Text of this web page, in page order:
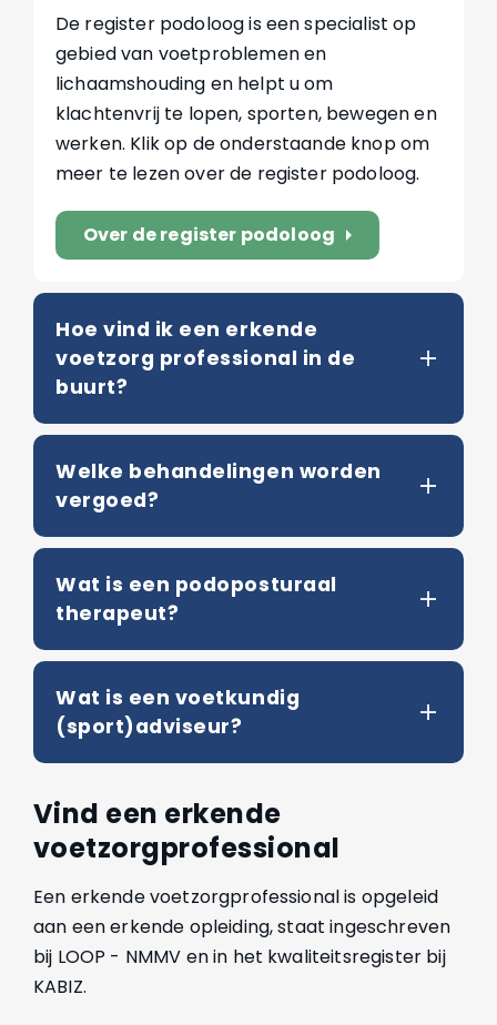
De register podoloog is een specialist op
gebied van voetproblemen en
lichaamshouding en helpt u om
klachtenvrij te lopen, sporten, bewegen en
werken. Klik op de onderstaande knop om
meer te lezen over de register podoloog.
Over de register podoloog arrow_right
Hoe vind ik een erkende
voetzorg professional in de
buurt?
Welke behandelingen worden
vergoed?
Wat is een podoposturaal
therapeut?
Wat is een voetkundig
(sport)adviseur?
Vind een erkende
voetzorgprofessional
Een erkende voetzorgprofessional is opgeleid
aan een erkende opleiding, staat ingeschreven
bij LOOP - NMMV en in het kwaliteitsregister bij
KABIZ.